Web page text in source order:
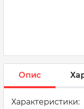
Опис
Характеристики: